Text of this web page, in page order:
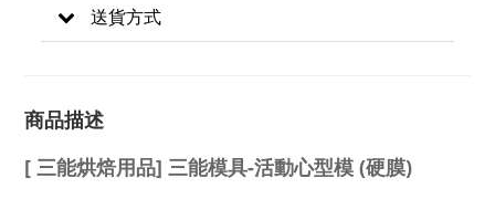
送貨方式
商品描述
[ 三能烘焙用品] 三能模具-活動心型模 (硬膜)